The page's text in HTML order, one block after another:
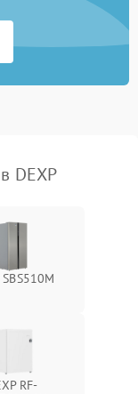
Подробнее →
DEXP
SBS510M
RF-